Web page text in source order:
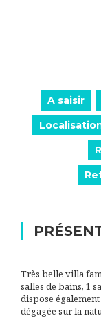
A saisir
Très belle villa
salles de bains, 1
dispose
dégagée sur la